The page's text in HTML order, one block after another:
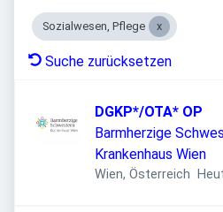
Sozialwesen, Pflege
Suche zurücksetzen
DGKP*/OTA* OP
Barmherzige
Krankenhaus Wien
Wien, Österreich